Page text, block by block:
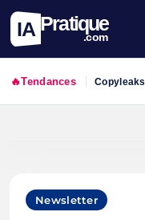
IA Pratique
.com
🔥Tendances Copyleaks
Newsletter